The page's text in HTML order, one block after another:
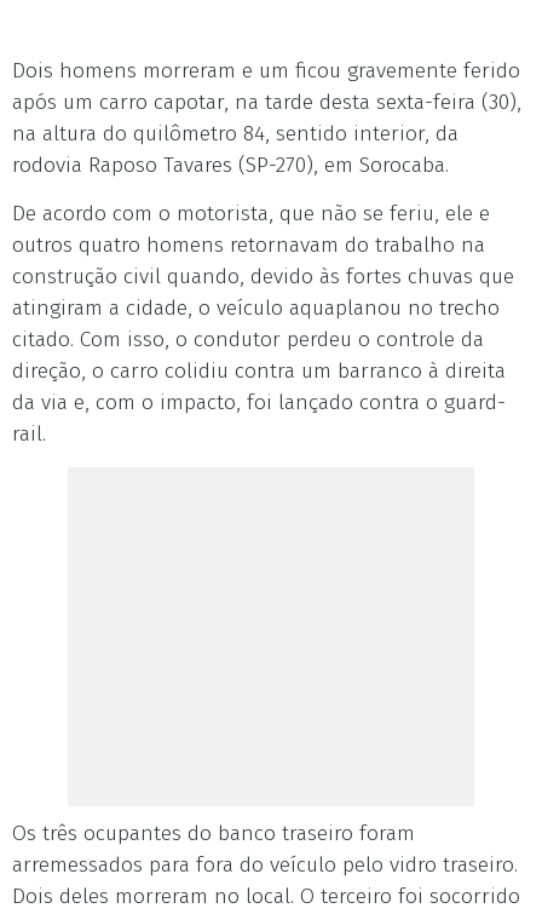
Dois homens morreram e um ficou gravemente ferido
após um carro capotar, na tarde desta sexta-feira (30),
na altura do quilômetro 84, sentido interior, da
rodovia Raposo Tavares (SP-270), em Sorocaba.
De acordo com o motorista, que não se feriu, ele e
outros quatro homens retornavam do trabalho na
construção civil quando, devido às fortes chuvas que
atingiram a cidade, o veículo aquaplanou no trecho
citado. Com isso, o condutor perdeu o controle da
direção, o carro colidiu contra um barranco à direita
da via e, com o impacto, foi lançado contra o guard-
rail.
Os três ocupantes do banco traseiro foram
arremessados para fora do veículo pelo vidro traseiro.
Dois deles morreram no local. O terceiro foi socorrido